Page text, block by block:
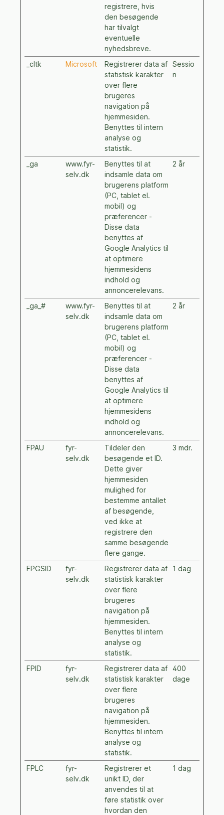
registrere, hvis
den besøgende
har tilvalgt
eventuelle
nyhedsbreve.
_cltk
Microsoft
Registrerer data af
statistisk karakter
over flere
brugeres
navigation på
hjemmesiden.
Benyttes til intern
analyse og
statistik.
Sessio
n
_ga
www.fyr-
selv.dk
Benyttes til at
indsamle data om
brugerens platform
(PC, tablet el.
mobil) og
præferencer -
Disse data
benyttes af
Google Analytics til
at optimere
hjemmesidens
indhold og
annoncerelevans.
2 år
_ga_#
www.fyr-
selv.dk
Benyttes til at
indsamle data om
brugerens platform
(PC, tablet el.
mobil) og
præferencer -
Disse data
benyttes af
Google Analytics til
at optimere
hjemmesidens
indhold og
annoncerelevans.
2 år
FPAU
fyr-
selv.dk
Tildeler den
besøgende et ID.
Dette giver
hjemmesiden
mulighed for
bestemme antallet
af besøgende,
ved ikke at
registrere den
samme besøgende
flere gange.
3 mdr.
FPGSID
fyr-
selv.dk
Registrerer data af
statistisk karakter
over flere
brugeres
navigation på
hjemmesiden.
Benyttes til intern
analyse og
statistik.
1 dag
FPID
fyr-
selv.dk
Registrerer data af
statistisk karakter
over flere
brugeres
navigation på
hjemmesiden.
Benyttes til intern
analyse og
statistik.
400
dage
FPLC
fyr-
selv.dk
Registrerer et
unikt ID, der
anvendes til at
føre statistik over
hvordan den
1 dag